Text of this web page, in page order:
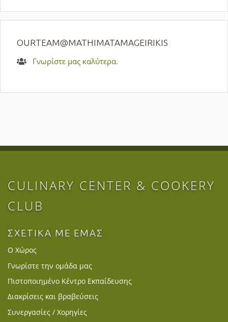
OURTEAM@MATHIMATAMAGEIRIKIS
Γνωρίστε μας καλύτερα.
CULINARY CENTER & COOKERY
CLUB
ΣΧΕΤΙΚΑ ΜΕ ΕΜΑΣ
Ο Χώρος
Γνωρίστε την ομάδα μας
Πιστοποιημένο Κέντρο Εκπαίδευσης
Διακρίσεις και βραβεύσεις
Συνεργασίες / Χορηγίες